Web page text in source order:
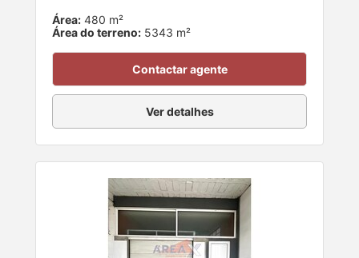
Área: 480 m²
Área do terreno: 5343 m²
Contactar agente
Ver detalhes